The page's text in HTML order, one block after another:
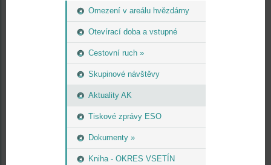
Omezení v areálu hvězdárny
Otevírací doba a vstupné
Cestovní ruch »
Skupinové návštěvy
Aktuality AK
Tiskové zprávy ESO
Dokumenty »
Kniha - OKRES VSETÍN